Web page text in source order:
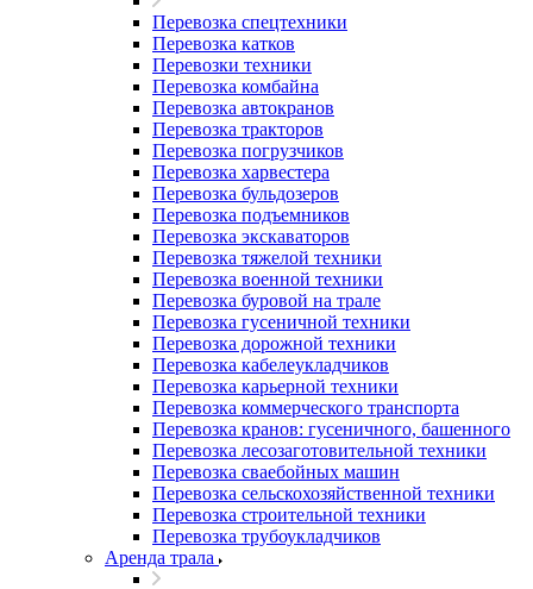
Перевозка спецтехники
Перевозка катков
Перевозки техники
Перевозка комбайна
Перевозка автокранов
Перевозка тракторов
Перевозка погрузчиков
Перевозка харвестера
Перевозка бульдозеров
Перевозка подъемников
Перевозка экскаваторов
Перевозка тяжелой техники
Перевозка военной техники
Перевозка буровой на трале
Перевозка гусеничной техники
Перевозка дорожной техники
Перевозка кабелеукладчиков
Перевозка карьерной техники
Перевозка коммерческого транспорта
Перевозка кранов: гусеничного, башенного
Перевозка лесозаготовительной техники
Перевозка сваебойных машин
Перевозка сельскохозяйственной техники
Перевозка строительной техники
Перевозка трубоукладчиков
Аренда трала